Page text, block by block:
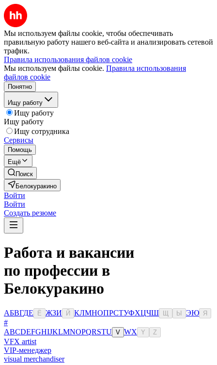
Мы используем файлы cookie, чтобы обеспечивать
правильную работу нашего веб-сайта и анализировать сетевой
трафик.
Правила использования файлов cookie
Мы используем файлы cookie. Правила использования
файлов cookie
Понятно
Ищу работу
Ищу работу
Ищу работу
Ищу сотрудника
Сервисы
Помощь
Ещё
Поиск
Белокуракино
Войти
Войти
Создать резюме
Работа и вакансии
по профессии в
Белокуракино
АБВГДЕ Ё ЖЗИ Й КЛМНОПРСТУФХЦЧШ Ы ЭЮ Я
#
ABCDEFGHIJKLMNOPQRSTU V WX Y Z
VFX artist
VIP-менеджер
visual merchandiser